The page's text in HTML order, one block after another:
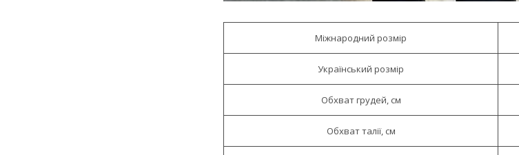
Міжнародний розмір
Український розмір
Обхват грудей, см
Обхват талії, см